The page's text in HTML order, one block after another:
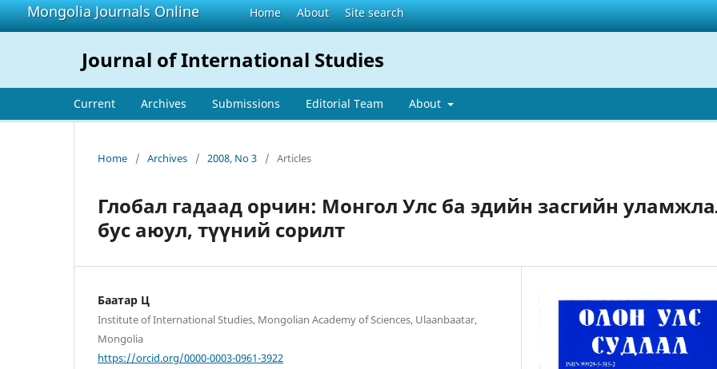
Mongolia Journals Online Home About Site search
Journal of International Studies
Current Archives Submissions Editorial Team About
Home / Archives / 2008, No 3 / Articles
Глобал гадаад орчин: Монгол Улс ба эдийн засгийн
бус аюул, түүний сорилт
Баатар Ц
Institute of International Studies, Mongolian Academy of Sciences, Ulaanbaatar,
Mongolia
https://orcid.org/0000-0003-0961-3922